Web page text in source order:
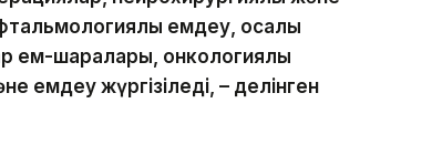
емдеу, қосалқы
ем-шаралары, онкологиялық
емдеу жүргізіледі, – делінген